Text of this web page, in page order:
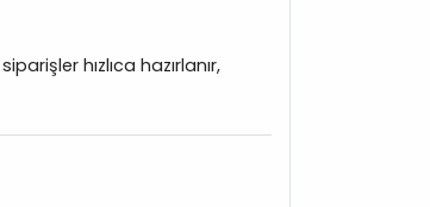
hızlıca hazırlanır,